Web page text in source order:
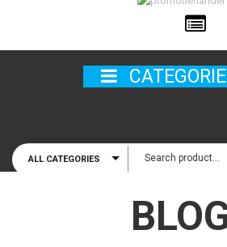
ALL CATEGORIES